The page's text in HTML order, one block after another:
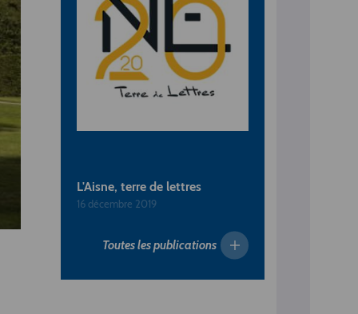
L'Aisne, terre de lettres
16 décembre 2019
Toutes les publications